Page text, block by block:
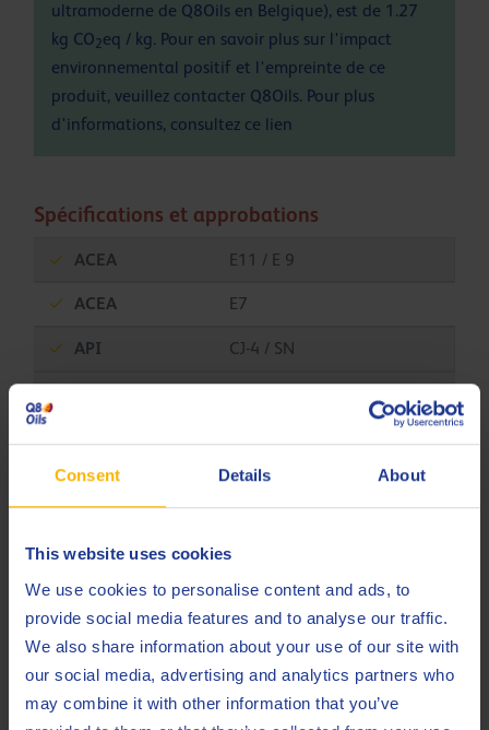
Consent Details About
This website uses cookies
We use cookies to personalise content and ads, to
provide social media features and to analyse our traffic.
We also share information about your use of our site with
our social media, advertising and analytics partners who
may combine it with other information that you’ve
ultramoderne de Q8Oils en Belgique), est de 1.27
kg CO2eq / kg. Pour en savoir plus sur l'impact
environnemental positif et l'empreinte de ce
produit, veuillez contacter Q8Oils. Pour plus
d'informations, consultez ce lien
Spécifications et approbations
ACEA E11 / E 9
ACEA E7
API CJ-4 / SN
Case New Holland MAT 3521
Cummins CES 20081 / 20086
Daimler Truck AG
DTFR 15C100 (MB
228.31)